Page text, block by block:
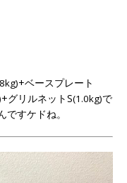
+ベースプレート
+グリルネットS(1.0kg)で
すケドね。